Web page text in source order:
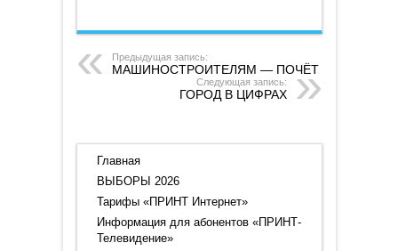
Предыдущая запись:
МАШИНОСТРОИТЕЛЯМ — ПОЧЁТ
Следующая запись:
ГОРОД В ЦИФРАХ
Главная
ВЫБОРЫ 2026
Тарифы «ПРИНТ Интернет»
Информация для абонентов «ПРИНТ-
Телевидение»